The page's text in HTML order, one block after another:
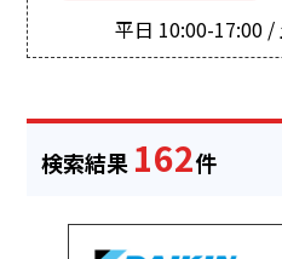
平日 10:00-17:00
検索結果 162件